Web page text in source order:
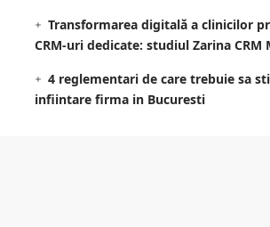
Transformarea digitală a clinicilor
CRM-uri dedicate: studiul Zarina CRM
4 reglementari de care trebuie sa
infiintare firma in Bucuresti